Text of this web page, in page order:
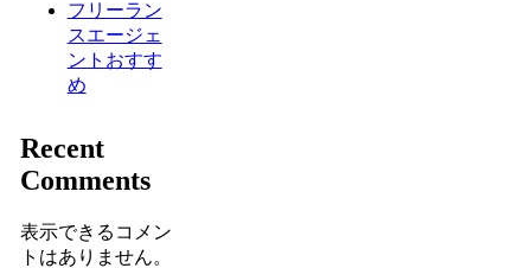
フリーラン
スエージェ
ントおすす
め
Recent
Comments
表示できるコメン
トはありません。